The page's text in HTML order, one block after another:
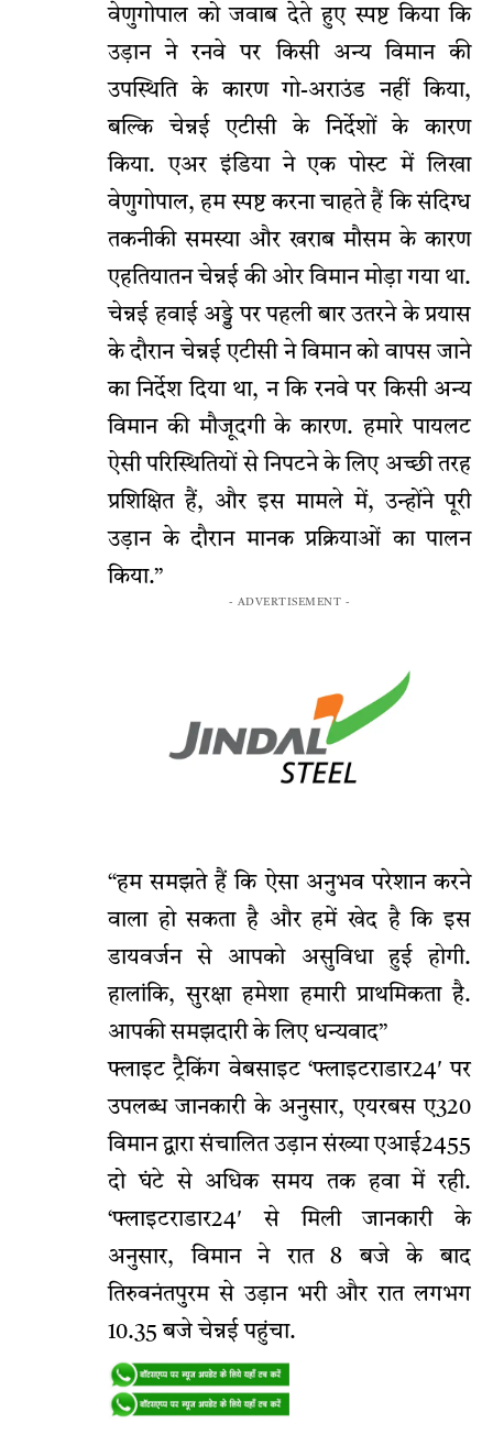
वेणुगोपाल को जवाब देते हुए स्पष्ट किया कि
उड़ान ने रनवे पर किसी अन्य विमान की
उपस्थिति के कारण गो-अराउंड नहीं किया,
बल्कि चेन्नई एटीसी के निर्देशों के कारण
किया. एअर इंडिया ने एक पोस्ट में लिखा
वेणुगोपाल, हम स्पष्ट करना चाहते हैं कि संदिग्ध
तकनीकी समस्या और खराब मौसम के कारण
एहतियातन चेन्नई की ओर विमान मोड़ा गया था.
चेन्नई हवाई अड्डे पर पहली बार उतरने के प्रयास
के दौरान चेन्नई एटीसी ने विमान को वापस जाने
का निर्देश दिया था, न कि रनवे पर किसी अन्य
विमान की मौजूदगी के कारण. हमारे पायलट
ऐसी परिस्थितियों से निपटने के लिए अच्छी तरह
प्रशिक्षित हैं, और इस मामले में, उन्होंने पूरी
उड़ान के दौरान मानक प्रक्रियाओं का पालन
किया.”
- ADVERTISEMENT -
“हम समझते हैं कि ऐसा अनुभव परेशान करने
वाला हो सकता है और हमें खेद है कि इस
डायवर्जन से आपको असुविधा हुई होगी.
हालांकि, सुरक्षा हमेशा हमारी प्राथमिकता है.
आपकी समझदारी के लिए धन्यवाद”
फ्लाइट ट्रैकिंग वेबसाइट ‘फ्लाइटराडार24′ पर
उपलब्ध जानकारी के अनुसार, एयरबस ए320
विमान द्वारा संचालित उड़ान संख्या एआई2455
दो घंटे से अधिक समय तक हवा में रही.
‘फ्लाइटराडार24′ से मिली जानकारी के
अनुसार, विमान ने रात 8 बजे के बाद
तिरुवनंतपुरम से उड़ान भरी और रात लगभग
10.35 बजे चेन्नई पहुंचा.